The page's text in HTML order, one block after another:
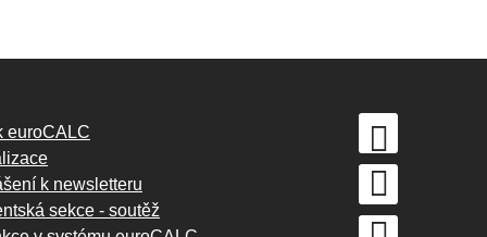
euroCALC
k newsletteru
sekce - soutěž